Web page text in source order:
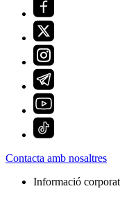
Contacta amb nosaltres
Informació